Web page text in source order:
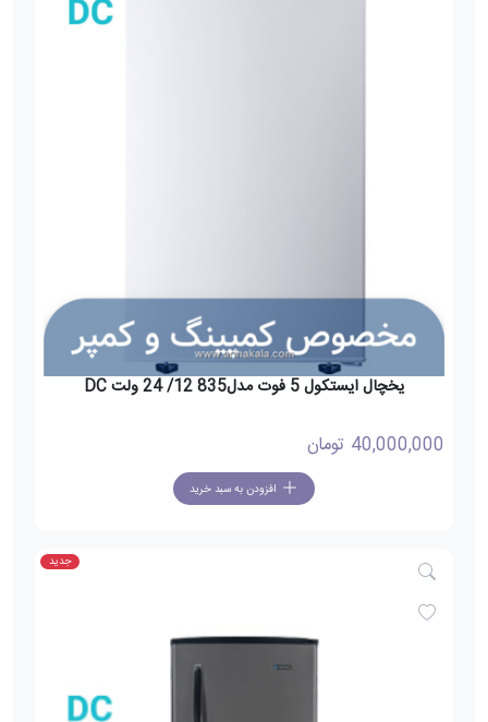
یخچال ایستکول 5 فوت مدل835 12/ 24 ولت DC
40,000,000 تومان
افزودن به سبد خرید
جدید